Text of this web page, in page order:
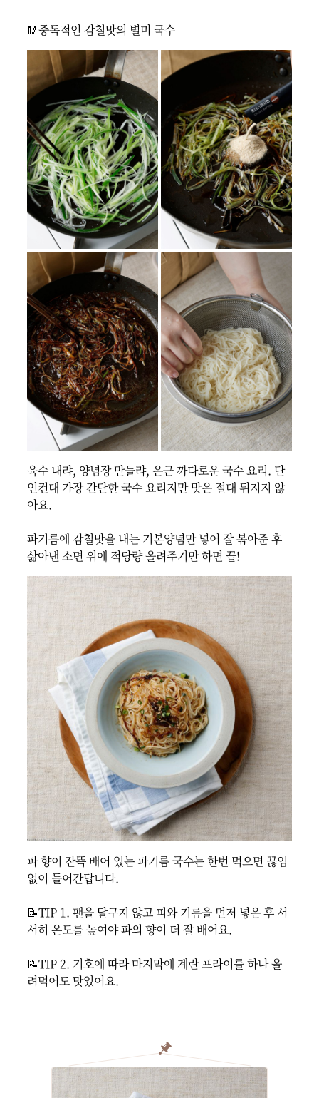
🥢중독적인 감칠맛의 별미 국수
육수 내랴, 양념장 만들랴, 은근 까다로운 국수 요리. 단
언컨대 가장 간단한 국수 요리지만 맛은 절대 뒤지지 않
아요.
파기름에 감칠맛을 내는 기본양념만 넣어 잘 볶아준 후
삶아낸 소면 위에 적당량 올려주기만 하면 끝!
파 향이 잔뜩 배어 있는 파기름 국수는 한번 먹으면 끊임
없이 들어간답니다.
📝TIP 1. 팬을 달구지 않고 피와 기름을 먼저 넣은 후 서
서히 온도를 높여야 파의 향이 더 잘 배어요.
📝TIP 2. 기호에 따라 마지막에 계란 프라이를 하나 올
려먹어도 맛있어요.